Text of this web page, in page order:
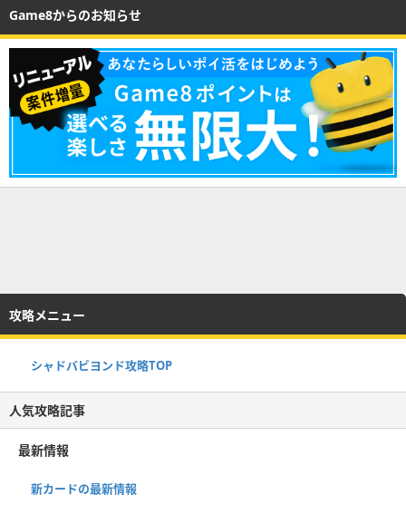
Game8からのお知らせ
攻略メニュー
シャドバビヨンド攻略TOP
人気攻略記事
最新情報
新カードの最新情報